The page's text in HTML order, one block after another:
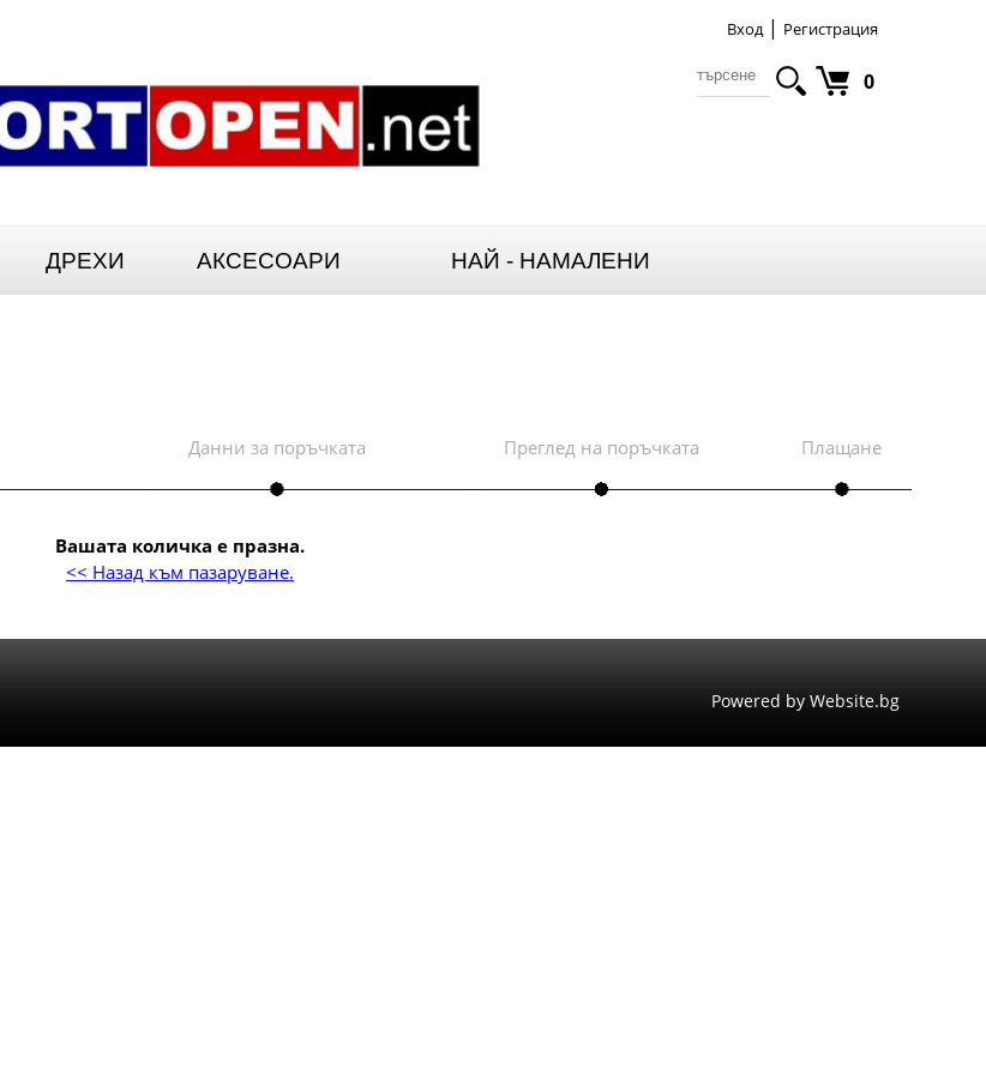
Вход| Регистрация
0
ДРЕХИ АКСЕСОАРИ НАЙ - НАМАЛЕНИ
Данни за поръчката Преглед на поръчката Плащане
Вашата количка е празна.
<< Назад към пазаруване.
Powered by Website.bg